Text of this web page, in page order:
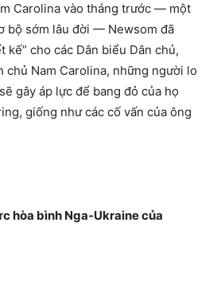
Carolina vào tháng trước — một
bộ sớm lâu đời — Newsom đã
kế” cho các Dân biểu Dân chủ,
chủ Nam Carolina, những người lo
gây áp lực để bang đỏ của họ
giống như các cố vấn của ông
hòa bình Nga-Ukraine của